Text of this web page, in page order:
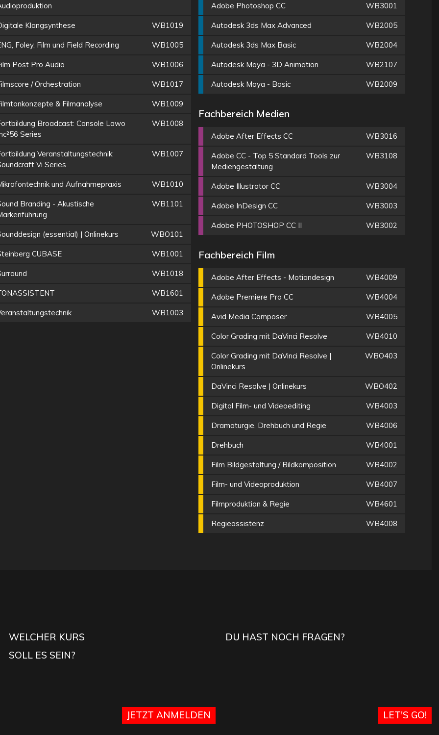
Klangsynthese WB1019
Foley, Film und Field Recording WB1005
Post Pro Audio WB1006
/ Orchestration WB1017
& Filmanalyse WB1009
Broadcast: Console Lawo
Series
WB1008
Veranstaltungstechnik:
Vi Series
WB1007
und Aufnahmepraxis WB1010
Branding - Akustische
WB1101
(essential) | Onlinekurs WBO101
CUBASE WB1001
WB1018
WB1601
WB1003
Adobe Photoshop CC WB3001
Autodesk 3ds Max Advanced WB2005
Autodesk 3ds Max Basic WB2004
Autodesk Maya - 3D Animation WB2107
Autodesk Maya - Basic WB2009
Fachbereich Medien
Adobe After Effects CC WB3016
Adobe CC - Top 5 Standard Tools zur
Mediengestaltung
WB3108
Adobe Illustrator CC WB3004
Adobe InDesign CC WB3003
Adobe PHOTOSHOP CC II WB3002
Fachbereich Film
Adobe After Effects - Motiondesign WB4009
Adobe Premiere Pro CC WB4004
Avid Media Composer WB4005
Color Grading mit DaVinci Resolve WB4010
Color Grading mit DaVinci Resolve |
Onlinekurs
WBO403
DaVinci Resolve | Onlinekurs WBO402
Digital Film- und Videoediting WB4003
Dramaturgie, Drehbuch und Regie WB4006
Drehbuch WB4001
Film Bildgestaltung / Bildkomposition WB4002
Film- und Videoproduktion WB4007
Filmproduktion & Regie WB4601
Regieassistenz WB4008
WELCHER KURS
SOLL ES SEIN?
JETZT ANMELDEN
DU HAST NOCH FRAGEN?
LET'S GO!